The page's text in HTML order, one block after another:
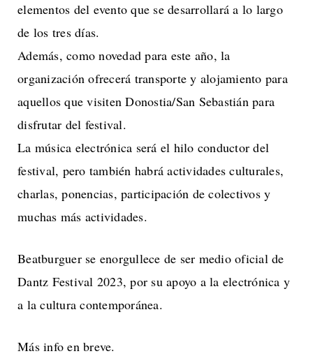
elementos del evento que se desarrollará a lo largo
de los tres días.
Además, como novedad para este año, la
organización ofrecerá transporte y alojamiento para
aquellos que visiten Donostia/San Sebastián para
disfrutar del festival.
La música electrónica será el hilo conductor del
festival, pero también habrá actividades culturales,
charlas, ponencias, participación de colectivos y
muchas más actividades.
Beatburguer se enorgullece de ser medio oficial de
Dantz Festival 2023, por su apoyo a la electrónica y
a la cultura contemporánea.
Más info en breve.